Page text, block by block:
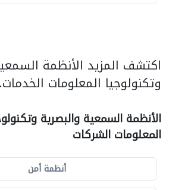
اكتشف المزيد الأنظمة
وتكنولوجيا المعلومات الخدمات.
الأنظمة السمعية والبصرية
المعلومات الشركات
أنظمة أمن